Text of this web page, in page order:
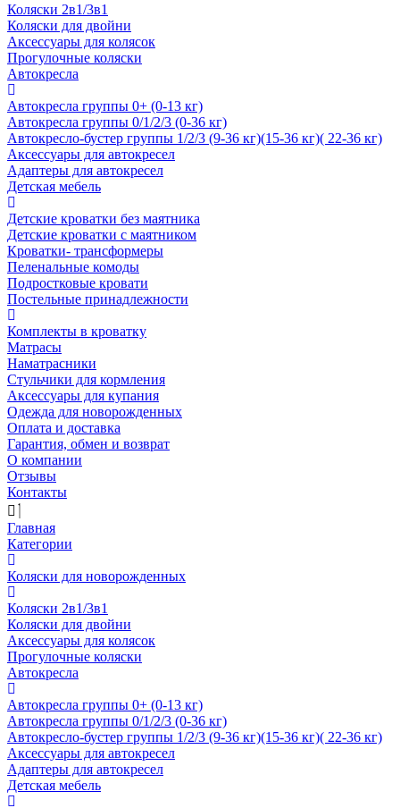
Коляски 2в1/3в1
Коляски для двойни
Аксессуары для колясок
Прогулочные коляски
Автокресла
Автокресла группы 0+ (0-13 кг)
Автокресла группы 0/1/2/3 (0-36 кг)
Автокресло-бустер группы 1/2/3 (9-36 кг)(15-36 кг)( 22-36 кг)
Аксессуары для автокресел
Адаптеры для автокресел
Детская мебель
Детские кроватки без маятника
Детские кроватки с маятником
Кроватки- трансформеры
Пеленальные комоды
Подростковые кровати
Постельные принадлежности
Комплекты в кроватку
Матрасы
Наматрасники
Стульчики для кормления
Аксессуары для купания
Одежда для новорожденных
Оплата и доставка
Гарантия, обмен и возврат
О компании
Отзывы
Контакты
Главная
Категории
Коляски для новорожденных
Коляски 2в1/3в1
Коляски для двойни
Аксессуары для колясок
Прогулочные коляски
Автокресла
Автокресла группы 0+ (0-13 кг)
Автокресла группы 0/1/2/3 (0-36 кг)
Автокресло-бустер группы 1/2/3 (9-36 кг)(15-36 кг)( 22-36 кг)
Аксессуары для автокресел
Адаптеры для автокресел
Детская мебель